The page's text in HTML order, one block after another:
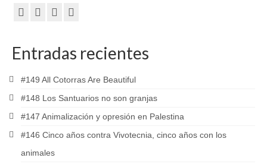
Entradas recientes
#149 All Cotorras Are Beautiful
#148 Los Santuarios no son granjas
#147 Animalización y opresión en Palestina
#146 Cinco años contra Vivotecnia, cinco años con los
animales